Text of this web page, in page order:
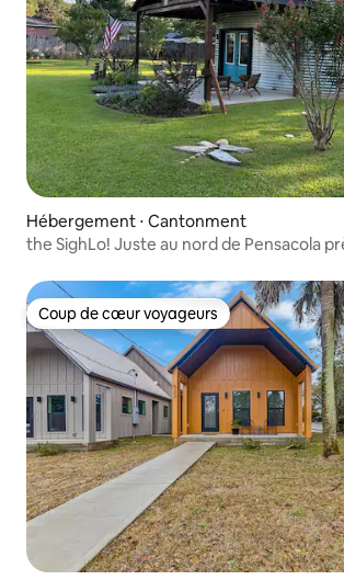
Hébergement ⋅ Cantonment
the SighLo! Juste au nord de Pensacola
Coup de cœur voyageurs
Coup de cœur voyageurs